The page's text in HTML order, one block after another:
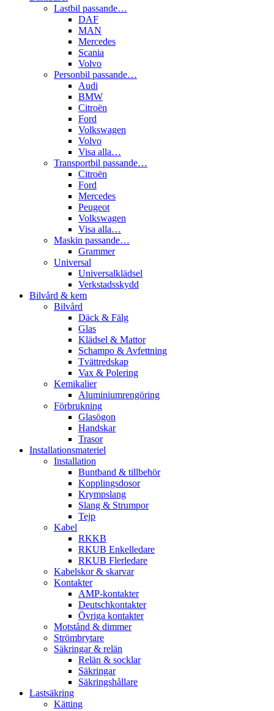
Lastbil passande…
DAF
MAN
Mercedes
Scania
Volvo
Personbil passande…
Audi
BMW
Citroën
Ford
Volkswagen
Volvo
Visa alla…
Transportbil passande…
Citroën
Ford
Mercedes
Peugeot
Volkswagen
Visa alla…
Maskin passande…
Grammer
Universal
Universalklädsel
Verkstadsskydd
Bilvård & kem
Bilvård
Däck & Fälg
Glas
Klädsel & Mattor
Schampo & Avfettning
Tvättredskap
Vax & Polering
Kemikalier
Aluminiumrengöring
Förbrukning
Glasögon
Handskar
Trasor
Installationsmateriel
Installation
Buntband & tillbehör
Kopplingsdosor
Krympslang
Slang & Strumpor
Tejp
Kabel
RKKB
RKUB Enkelledare
RKUB Flerledare
Kabelskor & skarvar
Kontakter
AMP-kontakter
Deutschkontakter
Övriga kontakter
Motstånd & dimmer
Strömbrytare
Säkringar & relän
Relän & socklar
Säkringar
Säkringshållare
Lastsäkring
Kätting